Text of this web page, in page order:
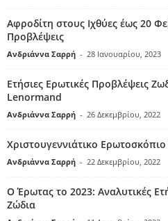
Αφροδίτη στους Ιχθύες έως 20
Προβλέψεις
Ανδριάννα Σαρρή - 28 Ιανουαρίου, 2023
Ετήσιες Ερωτικές Προβλέψεις
Lenormand
Ανδριάννα Σαρρή - 26 Δεκεμβρίου, 2022
Χριστουγεννιάτικο
Ανδριάννα Σαρρή - 22 Δεκεμβρίου, 2022
Ο Έρωτας το 2023: Αναλυτικές
Ζώδια